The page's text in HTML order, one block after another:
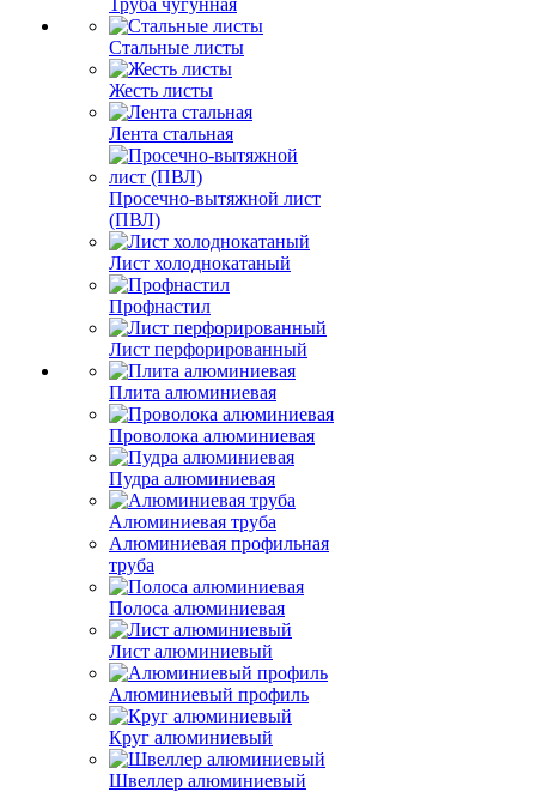
Труба чугунная
Стальные листы
Жесть листы
Лента стальная
Просечно-вытяжной лист
(ПВЛ)
Лист холоднокатаный
Профнастил
Лист перфорированный
Плита алюминиевая
Проволока алюминиевая
Пудра алюминиевая
Алюминиевая труба
Алюминиевая профильная
труба
Полоса алюминиевая
Лист алюминиевый
Алюминиевый профиль
Круг алюминиевый
Швеллер алюминиевый